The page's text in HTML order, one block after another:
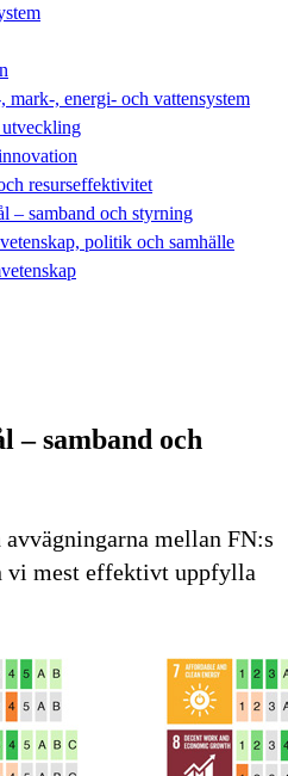
mark-, energi- och vattensystem
resurseffektivitet
– samband och styrning
politik och samhälle
– samband och
mellan FN:s
vi mest effektivt uppfylla